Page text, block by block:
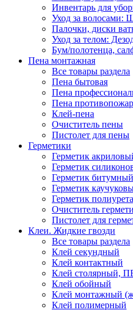
Инвентарь для
Уход за волосами:
Палочки, диски
Уход за телом:
Бум/полотенца,
Пена монтажная
Все товары раздела
Пена бытовая
Пена
Пена
Клей-пена
Очиститель пены
Пистолет для пены
Герметики
Герметик
Герметик
Герметик битумный
Герметик
Герметик
Очиститель
Пистолет для
Клеи. Жидкие гвозди
Все товары раздела
Клей секундный
Клей контактный
Клей столярный,
Клей обойный
Клей монтажный
Клей полимерный